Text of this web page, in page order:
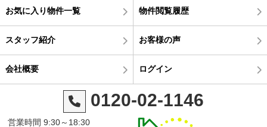
お気に入り物件一覧 物件閲覧履歴
スタッフ紹介 お客様の声
会社概要 ログイン
0120-02-1146
営業時間 9:30～18:30